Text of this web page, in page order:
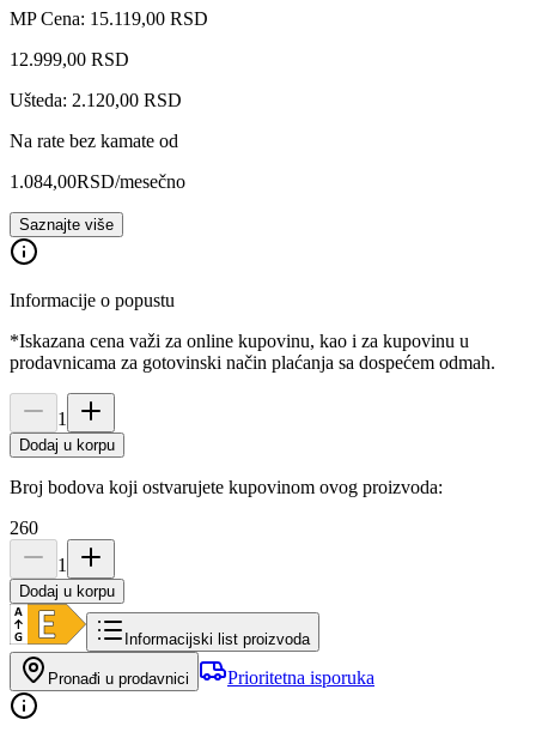
MP Cena: 15.119,00 RSD
12.999,00 RSD
Ušteda: 2.120,00 RSD
Na rate bez kamate od
1.084,00RSD/mesečno
Saznajte više
Informacije o popustu
*Iskazana cena važi za online kupovinu, kao i za kupovinu u
prodavnicama za gotovinski način plaćanja sa dospećem odmah.
1
Dodaj u korpu
Broj bodova koji ostvarujete kupovinom ovog proizvoda:
260
1
Dodaj u korpu
Informacijski list proizvoda
Pronađi u prodavnici Prioritetna isporuka